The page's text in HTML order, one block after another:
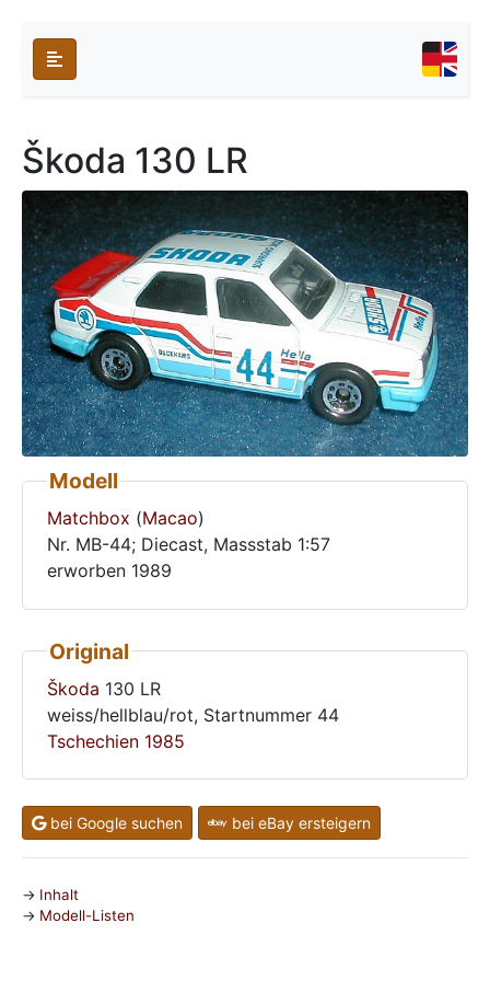
Škoda 130 LR
Modell
Matchbox (Macao)
Nr. MB-44; Diecast, Massstab 1:57
erworben 1989
Original
Škoda 130 LR
weiss/hellblau/rot, Startnummer 44
Tschechien 1985
bei Google suchen bei eBay ersteigern
Inhalt
Modell-Listen